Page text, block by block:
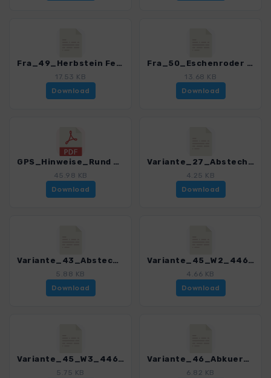
Fra_49_Herbstein Felsentour_4468_1.gpx
17.53 KB
Download
Fra_50_Eschenroder Stauseetour_4468_1.gpx
13.68 KB
Download
GPS_Hinweise_Rund um Frankfurt_4468_1.pdf
45.98 KB
Download
Variante_27_Abstecher Mainzer Altstadt_4468_1.gpx
4.25 KB
Download
Variante_43_Abstecher Gh Zum Paradies_4468_1.gpx
5.88 KB
Download
Variante_45_W2_4468_1.gpx
4.66 KB
Download
Variante_45_W3_4468_1.gpx
5.75 KB
Variante_46_Abkuerzung Forellenteiche Hoherodskopf_4468_1.gpx
6.82 KB